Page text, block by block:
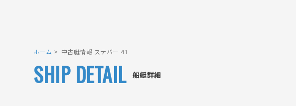
ホーム 中古艇情報 ステバー 41
船艇詳細
SHIP DETAIL